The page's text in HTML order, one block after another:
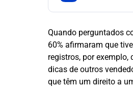
Quando perguntados
60% afirmaram que
registros, por
dicas de outros
que têm um direito a